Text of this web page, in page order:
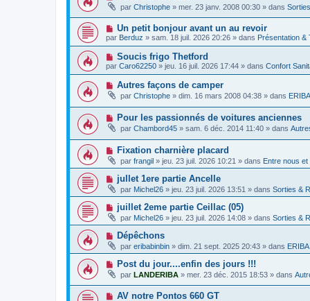
g
e
e
s
s
a
g
e
a
u
m
e
s
s
a
g
e
u
v
e
a
u
m
e
s
s
a
g
par Christophe » mer. 23 janv. 2008 00:30 » dans
N
o
v
e
a
u
m
e
s
s
g
Un petit bonjour avant un au revoir
par Berduz » sam. 18 juil. 2026 20:26 » dans Présentation &
N
o
e
a
u
m
e
s
s
a
g
e
Soucis frigo Thetford
par Caro62250 » jeu. 16 juil. 2026 17:44 » dans Confort
N
o
u
v
a
u
m
s
s
a
g
e
Autres façons de camper
par Christophe » dim. 16 mars 2008 04:38 » dans
N
u
v
e
a
u
m
e
s
s
a
g
e
Pour les passionnés de voitures anciennes
par Chambord45 » sam. 6 déc. 2014 11:40 » dans
N
u
v
e
a
u
m
e
s
s
a
g
e
Fixation charnière placard
par frangil » jeu. 23 juil. 2026 10:21 » dans Entre nous
N
o
u
v
e
a
u
m
e
s
s
a
g
e
jullet 1ere partie Ancelle
par Michel26 » jeu. 23 juil. 2026 13:51 » dans Sorties &
N
o
u
v
e
a
u
m
e
s
s
a
juillet 2eme partie Ceillac (05)
par Michel26 » jeu. 23 juil. 2026 14:08 » dans Sorties &
N
u
v
e
a
u
m
Dépêchons
par eribabinbin » dim. 21 sept. 2025 20:43 » dans
N
u
v
e
Post du jour....enfin des jours !!!
par LANDERIBA » mer. 23 déc. 2015 18:53 » dans
N
AV notre Pontos 660 GT